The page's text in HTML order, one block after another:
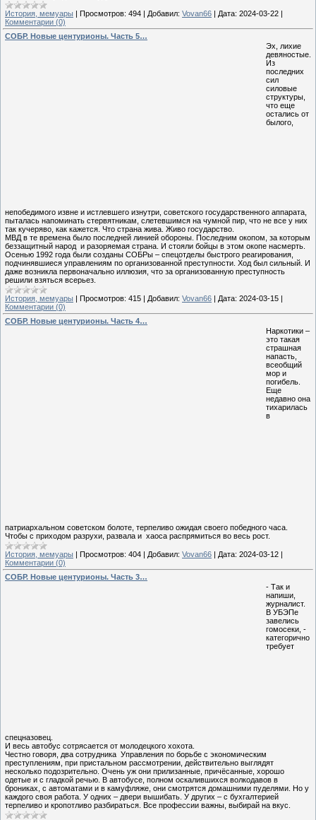
История, мемуары | Просмотров: 494 | Добавил: Vovan66 | Дата: 2024-03-22 |
Комментарии (0)
CОБР. Новые центурионы. Часть 5…
Эх, лихие
девяностые.
Из
последних
сил
силовые
структуры,
что еще
остались от
былого,
непобедимого извне и истлевшего изнутри, советского государственного аппарата,
пыталась напоминать стервятникам, слетевшимся на чумной пир, что не все у них
так кучеряво, как кажется. Что страна жива. Живо государство.
МВД в те времена было последней линией обороны. Последним окопом, за которым
беззащитный народ и разоряемая страна. И стояли бойцы в этом окопе насмерть.
Осенью 1992 года были созданы СОБРы – спецотделы быстрого реагирования,
подчинявшиеся управлениям по организованной преступности. Ход был сильный. И
даже возникла первоначально иллюзия, что за организованную преступность
решили взяться всерьез.
История, мемуары | Просмотров: 415 | Добавил: Vovan66 | Дата: 2024-03-15 |
Комментарии (0)
CОБР. Новые центурионы. Часть 4…
Наркотики –
это такая
страшная
напасть,
всеобщий
мор и
погибель.
Еще
недавно она
тихарилась
в
патриархальном советском болоте, терпеливо ожидая своего победного часа.
Чтобы с приходом разрухи, развала и хаоса распрямиться во весь рост.
История, мемуары | Просмотров: 404 | Добавил: Vovan66 | Дата: 2024-03-12 |
Комментарии (0)
CОБР. Новые центурионы. Часть 3…
- Так и
напиши,
журналист.
В УБЭПе
завелись
гомосеки, -
категорично
требует
спецназовец.
И весь автобус сотрясается от молодецкого хохота.
Честно говоря, два сотрудника Управления по борьбе с экономическим
преступлениям, при пристальном рассмотрении, действительно выглядят
несколько подозрительно. Очень уж они прилизанные, причёсанные, хорошо
одетые и с гладкой речью. В автобусе, полном оскалившихся волкодавов в
брониках, с автоматами и в камуфляже, они смотрятся домашними пуделями. Но у
каждого своя работа. У одних – двери вышибать. У других – с бухгалтерией
терпеливо и кропотливо разбираться. Все профессии важны, выбирай на вкус.